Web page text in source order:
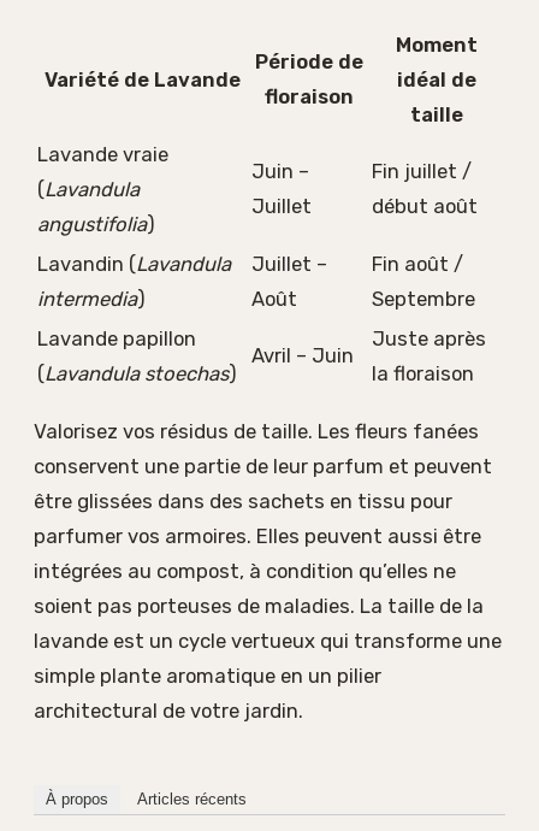
Variété de Lavande
Période de
floraison
Moment
idéal de
taille
Lavande vraie
(Lavandula
angustifolia)
Juin –
Juillet
Fin juillet /
début août
Lavandin (Lavandula
intermedia)
Juillet –
Août
Fin août /
Septembre
Lavande papillon
(Lavandula stoechas)
Avril – Juin
Juste après
la floraison
Valorisez vos résidus de taille. Les fleurs fanées
conservent une partie de leur parfum et peuvent
être glissées dans des sachets en tissu pour
parfumer vos armoires. Elles peuvent aussi être
intégrées au compost, à condition qu’elles ne
soient pas porteuses de maladies. La taille de la
lavande est un cycle vertueux qui transforme une
simple plante aromatique en un pilier
architectural de votre jardin.
À propos Articles récents